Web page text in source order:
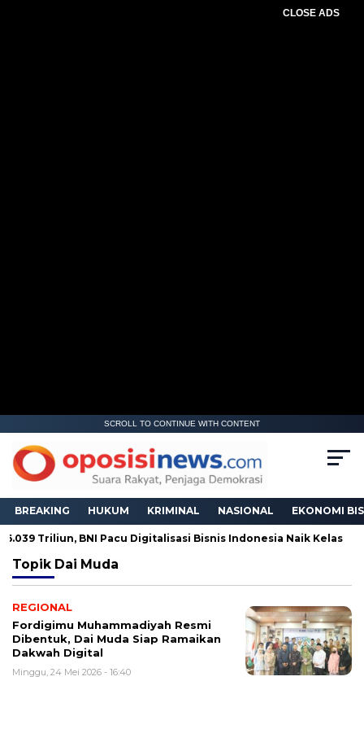
CLOSE ADS
SCROLL TO CONTINUE WITH CONTENT
BREAKING HUKUM KRIMINAL NASIONAL EKONOMI
Triliun, BNI Pacu Digitalisasi Bisnis Indonesia Naik Kelas
Topik Dai Muda
REGIONAL
Fordigimu Muhammadiyah Resmi
Dibentuk, Dai Muda Siap Ramaikan
Dakwah Digital
Minggu, 24 Mei 2026 - 16:40